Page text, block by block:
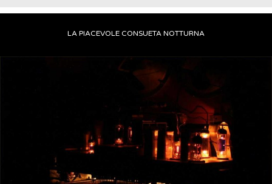
LA PIACEVOLE CONSUETA NOTTURNA